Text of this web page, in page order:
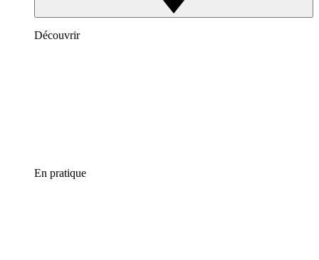
Découvrir
En pratique